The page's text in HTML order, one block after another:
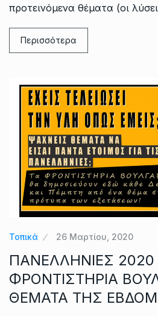
προτεινόμενα θέματα (οι
Περισσότερα
Τοπικά 26 Μαρτίου, 2020
ΠΑΝΕΛΛΗΝΙΕΣ 2020
ΦΡΟΝΤΙΣΤΗΡΙΑ
ΘΕΜΑΤΑ ΤΗΣ